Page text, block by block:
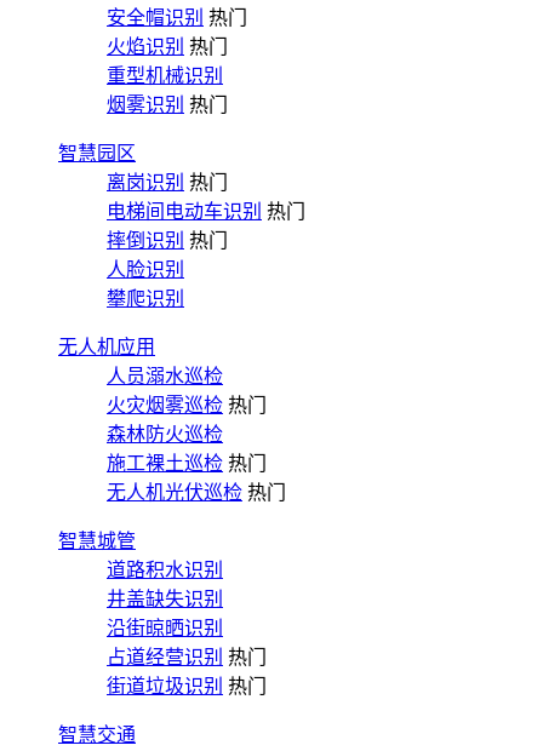
安全帽识别 热门
火焰识别 热门
重型机械识别
烟雾识别 热门
智慧园区
离岗识别 热门
电梯间电动车识别 热门
摔倒识别 热门
人脸识别
攀爬识别
无人机应用
人员溺水巡检
火灾烟雾巡检 热门
森林防火巡检
施工裸土巡检 热门
无人机光伏巡检 热门
智慧城管
道路积水识别
井盖缺失识别
沿街晾晒识别
占道经营识别 热门
街道垃圾识别 热门
智慧交通